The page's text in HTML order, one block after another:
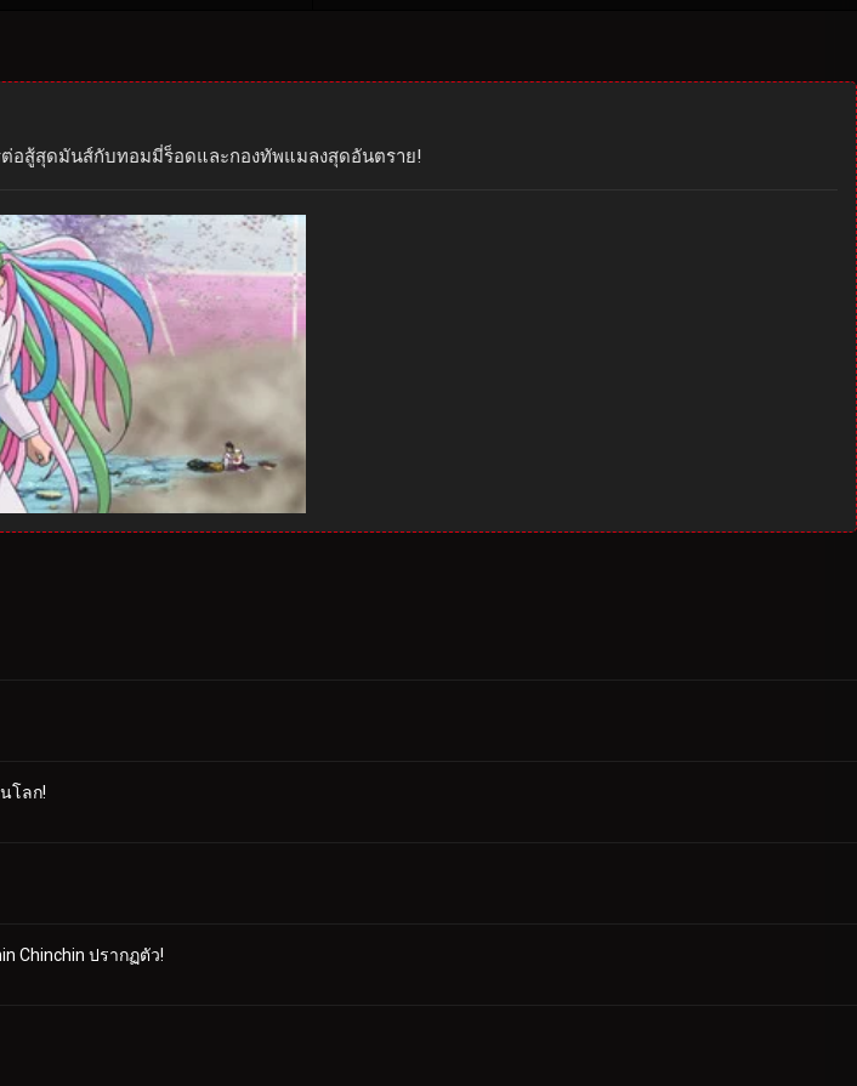
อสู้สุดมันส์กับทอมมี่ร็อดและกองทัพแมลงสุดอันตราย!
โลก!
Chinchin ปรากฏตัว!